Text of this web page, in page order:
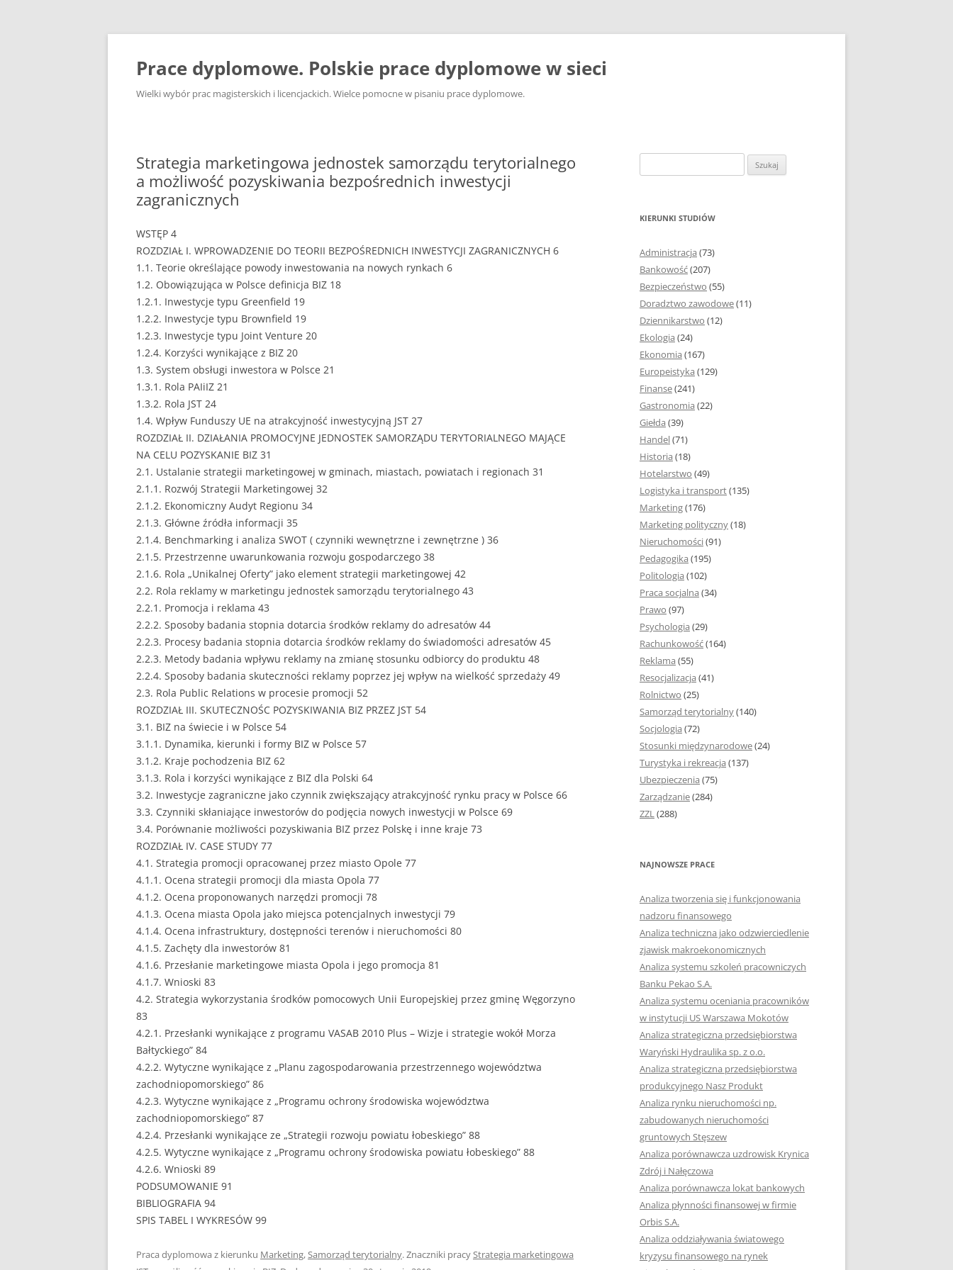
Przejdź
Prace dyplomowe. Polskie prace dyplomowe w sieci
Wielki wybór prac magisterskich i licencjackich. Wielce pomocne w pisaniu prace dyplomowe.
Strategia marketingowa jednostek samorządu terytorialnego
a możliwość pozyskiwania bezpośrednich inwestycji
zagranicznych
WSTĘP 4
ROZDZIAŁ I. WPROWADZENIE DO TEORII BEZPOŚREDNICH INWESTYCJI ZAGRANICZNYCH 6
1.1. Teorie określające powody inwestowania na nowych rynkach 6
1.2. Obowiązująca w Polsce definicja BIZ 18
1.2.1. Inwestycje typu Greenfield 19
1.2.2. Inwestycje typu Brownfield 19
1.2.3. Inwestycje typu Joint Venture 20
1.2.4. Korzyści wynikające z BIZ 20
1.3. System obsługi inwestora w Polsce 21
1.3.1. Rola PAIiIZ 21
1.3.2. Rola JST 24
1.4. Wpływ Funduszy UE na atrakcyjność inwestycyjną JST 27
ROZDZIAŁ II. DZIAŁANIA PROMOCYJNE JEDNOSTEK SAMORZĄDU TERYTORIALNEGO MAJĄCE
NA CELU POZYSKANIE BIZ 31
2.1. Ustalanie strategii marketingowej w gminach, miastach, powiatach i regionach 31
2.1.1. Rozwój Strategii Marketingowej 32
2.1.2. Ekonomiczny Audyt Regionu 34
2.1.3. Główne źródła informacji 35
2.1.4. Benchmarking i analiza SWOT ( czynniki wewnętrzne i zewnętrzne ) 36
2.1.5. Przestrzenne uwarunkowania rozwoju gospodarczego 38
2.1.6. Rola „Unikalnej Oferty” jako element strategii marketingowej 42
2.2. Rola reklamy w marketingu jednostek samorządu terytorialnego 43
2.2.1. Promocja i reklama 43
2.2.2. Sposoby badania stopnia dotarcia środków reklamy do adresatów 44
2.2.3. Procesy badania stopnia dotarcia środków reklamy do świadomości adresatów 45
2.2.3. Metody badania wpływu reklamy na zmianę stosunku odbiorcy do produktu 48
2.2.4. Sposoby badania skuteczności reklamy poprzez jej wpływ na wielkość sprzedaży 49
2.3. Rola Public Relations w procesie promocji 52
ROZDZIAŁ III. SKUTECZNOŚC POZYSKIWANIA BIZ PRZEZ JST 54
3.1. BIZ na świecie i w Polsce 54
3.1.1. Dynamika, kierunki i formy BIZ w Polsce 57
3.1.2. Kraje pochodzenia BIZ 62
3.1.3. Rola i korzyści wynikające z BIZ dla Polski 64
3.2. Inwestycje zagraniczne jako czynnik zwiększający atrakcyjność rynku pracy w Polsce 66
3.3. Czynniki skłaniające inwestorów do podjęcia nowych inwestycji w Polsce 69
3.4. Porównanie możliwości pozyskiwania BIZ przez Polskę i inne kraje 73
ROZDZIAŁ IV. CASE STUDY 77
4.1. Strategia promocji opracowanej przez miasto Opole 77
4.1.1. Ocena strategii promocji dla miasta Opola 77
4.1.2. Ocena proponowanych narzędzi promocji 78
4.1.3. Ocena miasta Opola jako miejsca potencjalnych inwestycji 79
4.1.4. Ocena infrastruktury, dostępności terenów i nieruchomości 80
4.1.5. Zachęty dla inwestorów 81
4.1.6. Przesłanie marketingowe miasta Opola i jego promocja 81
4.1.7. Wnioski 83
4.2. Strategia wykorzystania środków pomocowych Unii Europejskiej przez gminę Węgorzyno
83
4.2.1. Przesłanki wynikające z programu VASAB 2010 Plus – Wizje i strategie wokół Morza
Bałtyckiego” 84
4.2.2. Wytyczne wynikające z „Planu zagospodarowania przestrzennego województwa
zachodniopomorskiego” 86
4.2.3. Wytyczne wynikające z „Programu ochrony środowiska województwa
zachodniopomorskiego” 87
4.2.4. Przesłanki wynikające ze „Strategii rozwoju powiatu łobeskiego” 88
4.2.5. Wytyczne wynikające z „Programu ochrony środowiska powiatu łobeskiego” 88
4.2.6. Wnioski 89
PODSUMOWANIE 91
BIBLIOGRAFIA 94
SPIS TABEL I WYKRESÓW 99
Praca dyplomowa z kierunku Marketing,Samorząd terytorialny. Znaczniki pracyStrategia marketingowa
z
KIERUNKI STUDIÓW
Administracja (73)
Bankowość(207)
Bezpieczeństwo (55)
Doradztwo zawodowe(11)
Dziennikarstwo (12)
Ekologia (24)
Ekonomia (167)
Europeistyka (129)
Finanse(241)
Gastronomia (22)
Giełda (39)
Handel(71)
Historia (18)
Hotelarstwo (49)
Logistyka i transport(135)
Marketing(176)
Marketing polityczny(18)
Nieruchomości(91)
Pedagogika (195)
Politologia (102)
Praca socjalna (34)
Prawo (97)
Psychologia (29)
Rachunkowość(164)
Reklama (55)
Resocjalizacja (41)
Rolnictwo (25)
Samorząd terytorialny(140)
Socjologia (72)
Stosunki międzynarodowe(24)
Turystyka i rekreacja (137)
Ubezpieczenia (75)
Zarządzanie(284)
ZZL(288)
NAJNOWSZE PRACE
Analiza tworzenia się i funkcjonowania
nadzoru finansowego
Analiza techniczna jako odzwierciedlenie
zjawisk makroekonomicznych
Analiza systemu szkoleń pracowniczych
Banku Pekao S.A.
Analiza systemu oceniania pracowników
w instytucji US Warszawa Mokotów
Analiza strategiczna przedsiębiorstwa
Waryński Hydraulika sp. z o.o.
Analiza strategiczna przedsiębiorstwa
produkcyjnego Nasz Produkt
Analiza rynku nieruchomości np.
zabudowanych nieruchomości
gruntowych Stęszew
Analiza porównawcza uzdrowisk Krynica
Zdrój i Nałęczowa
Analiza porównawcza lokat bankowych
Analiza płynności finansowej w firmie
Orbis S.A.
Analiza oddziaływania światowego
kryzysu finansowego na rynek